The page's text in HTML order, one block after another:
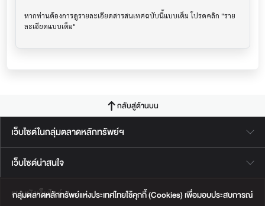
กลุ่มตลาดหลักทรัพย์แห่งประเทศไทยใช้คุกกี้ (Cookies) เพื่อมอบประสบการณ์
หากท่านต้องการดูรายละเอียดสารสนเทศฉบับนี้แบบเต็ม โปรดคลิก "ราย
กลับสู่ด้านบน
เว็บไซต์ในกลุ่มตลาดหลักทรัพย์ฯ
เว็บไซต์น่าสนใจ
แผนผังเว็บไซต์